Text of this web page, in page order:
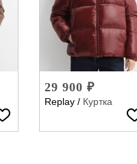
29 900 ₽
Replay / Куртка